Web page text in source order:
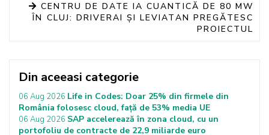
CENTRU DE DATE IA CUANTICĂ DE 80 MW
ÎN CLUJ: DRIVERAI ȘI LEVIATAN PREGĂTESC
PROIECTUL
Din aceeasi categorie
06 Aug 2026 Life in Codes: Doar 25% din firmele din
România folosesc cloud, față de 53% media UE
06 Aug 2026 SAP accelerează în zona cloud, cu un
portofoliu de contracte de 22,9 miliarde euro